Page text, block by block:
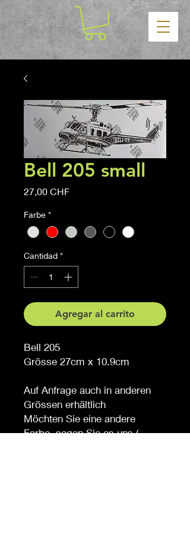
Bell 205 small
27,00 CHFPrecio
Farbe *
Cantidad *
Agregar al carrito
Bell 205
Grösse 27cm x 10.9cm
Auf Anfrage auch in anderen
Grössen erhältlich
Möchten Sie eine andere
Farbe, sagen Sie es uns (